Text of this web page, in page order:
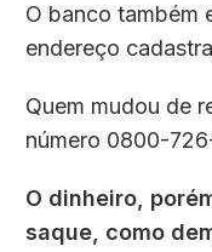
O banco também
endereço
Quem mudou de
número 0800-
O dinheiro,
saque, como